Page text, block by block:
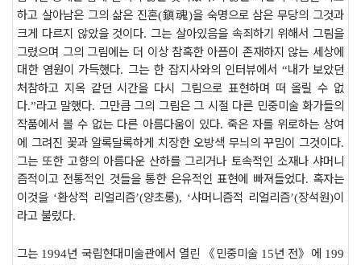
하고 살아남은 그의 삶은 진혼(鎭魂)을 숙명으로 삼은 무당의 그것과
크게 다르지 않았을 것이다. 그는 살아있음을 속죄하기 위해서 그림을
그렸으며 그의 그림에는 더 이상 참혹한 아픔이 존재하지 않는 세상에
대한 염원이 가득했다. 그는 한 잡지사와의 인터뷰에서 “내가 보았던
처참하고 지옥 같던 시간을 다시 그림으로 표현하며 떠 올릴 수 없
다.”라고 말했다. 그만큼 그의 그림은 그 시절 다른 민중미술 화가들의
작품에서 볼 수 없는 다른 아름다움이 있다. 죽은 자를 위로하는 상여
에 그려진 꽃과 알록달록하게 치장한 오방색 무늬의 꾸밈이 그것이다.
그는 또한 고향의 아름다운 산하를 그리거나 토속적인 소재나 샤머니
즘적이고 전통적인 것들을 통한 은유적인 표현에 빠져들었다. 혹자는
이것을 ‘환상적 리얼리즘’(양초롱), ‘샤머니즘적 리얼리즘’(장석원)이
라고 불렀다.
그는 1994년 국립현대미술관에서 열린 《민중미술 15년 전》 에 199